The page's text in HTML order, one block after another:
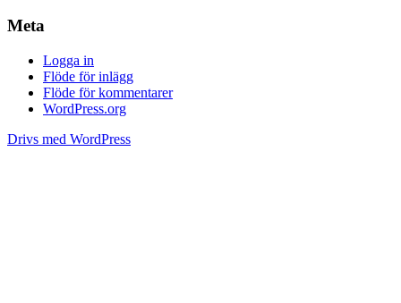
Meta
Logga in
Flöde för inlägg
Flöde för kommentarer
WordPress.org
Drivs med WordPress